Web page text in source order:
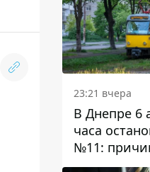
23:21 вчера
В Днепре 6
часа
№11: